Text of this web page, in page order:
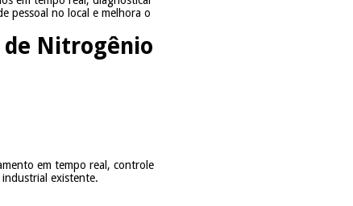
pessoal no local e melhora o
de Nitrogênio
em tempo real, controle
existente.